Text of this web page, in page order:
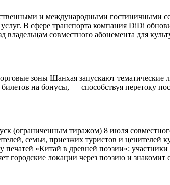
и международными гостиничными
В сфере транспорта компания DiDi
совместного абонемента для
зоны Шанхая запускают
на бонусы, — способствуя перетоку
(ограниченным тиражом) 8 июля
семьи, приезжих туристов и ценителей
«Китай в древней поэзии»:
городские локации через поэзию и